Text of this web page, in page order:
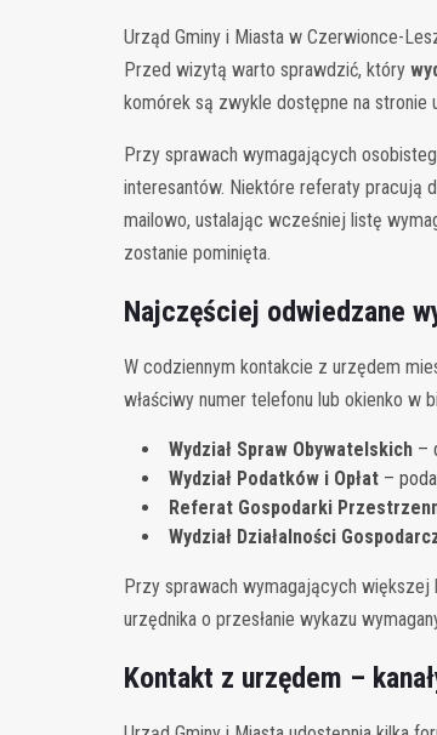
Urząd Gminy i Miasta w Czerwionce-
Przed wizytą warto sprawdzić, który
komórek są zwykle dostępne na stronie
Przy sprawach wymagających
interesantów. Niektóre referaty pracują
mailowo, ustalając wcześniej listę
zostanie pominięta.
Najczęściej odwiedzane
W codziennym kontakcie z urzędem
właściwy numer telefonu lub okienko w
Wydział Spraw Obywatelskich –
Wydział Podatków i Opłat –
Referat Gospodarki
Wydział Działalności
Przy sprawach wymagających większej
urzędnika o przesłanie wykazu
Kontakt z urzędem –